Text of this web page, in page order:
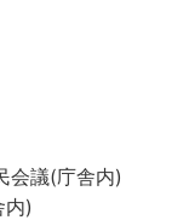
議(庁舎内)
)